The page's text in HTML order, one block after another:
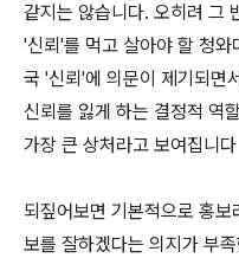
같지는 않습니다. 오히려 그
'신뢰'를 먹고 살아야 할 청
국 '신뢰'에 의문이 제기되면
신뢰를 잃게 하는 결정적 역
가장 큰 상처라고 보여집니다
되짚어보면 기본적으로 홍
보를 잘하겠다는 의지가 부